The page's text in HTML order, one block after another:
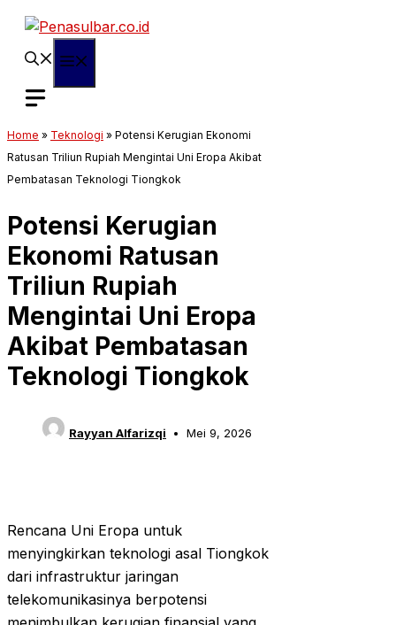
Langsung
Home » Teknologi » Potensi Kerugian Ekonomi
Ratusan Triliun Rupiah Mengintai Uni Eropa Akibat
Pembatasan Teknologi Tiongkok
Potensi Kerugian
Ekonomi Ratusan
Triliun Rupiah
Mengintai Uni Eropa
Akibat Pembatasan
Teknologi Tiongkok
Rayyan Alfarizqi Mei 9, 2026
Rencana Uni Eropa untuk
menyingkirkan teknologi asal Tiongkok
dari infrastruktur jaringan
telekomunikasinya berpotensi